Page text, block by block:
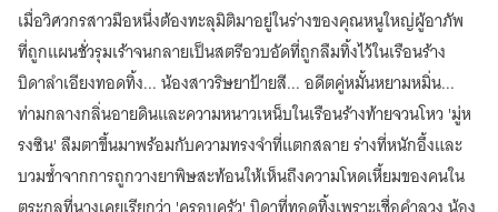
เจ้า
ต้อง
แหงน
มอง
ย่ำยี...จาก
นี้
ข้า
คือ
สตรี
ที่
เจ้า
ต้อง
แหงน
เมื่อวิศวกรสาวมือหนึ่งต้องทะลุมิติมาอยู่ในร่างของคุณหนูใหญ่ผู้อาภัพ
ที่ถูกแผนชั่วรุมเร้าจนกลายเป็นสตรีอวบอัดที่ถูกลืมทิ้งไว้ในเรือนร้าง
บิดาลำเอียงทอดทิ้ง... น้องสาวริษยาป้ายสี... อดีตคู่หมั้นหยามหมิ่น...
ท่ามกลางกลิ่นอายดินและความหนาวเหน็บในเรือนร้างท้ายจวนโหว 'มู่ห
รงซิน' ลืมตาขึ้นมาพร้อมกับความทรงจำที่แตกสลาย ร่างที่หนักอึ้งและ
บวมช้ำจากการถูกวางยาพิษสะท้อนให้เห็นถึงความโหดเหี้ยมของคนใน